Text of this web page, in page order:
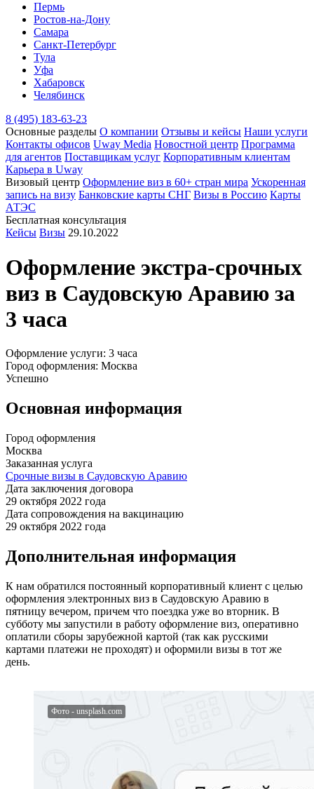
Пермь
Ростов-на-Дону
Самара
Санкт-Петербург
Тула
Уфа
Хабаровск
Челябинск
8 (495) 183-63-23
Основные разделы О компании Отзывы и кейсы Наши услуги
Контакты офисов Uway Media Новостной центр Программа
для агентов Поставщикам услуг Корпоративным клиентам
Карьера в Uway
Визовый центр Оформление виз в 60+ стран мира Ускоренная
запись на визу Банковские карты СНГ Визы в Россию Карты
АТЭС
Бесплатная консультация
Кейсы Визы 29.10.2022
Оформление экстра-срочных
виз в Саудовскую Аравию за
3 часа
Оформление услуги: 3 часа
Город оформления: Москва
Успешно
Основная информация
Город оформления
Москва
Заказанная услуга
Срочные визы в Саудовскую Аравию
Дата заключения договора
29 октября 2022 года
Дата сопровождения на вакцинацию
29 октября 2022 года
Дополнительная информация
К нам обратился постоянный корпоративный клиент с целью
оформления электронных виз в Саудовскую Аравию в
пятницу вечером, причем что поездка уже во вторник. В
субботу мы запустили в работу оформление виз, оперативно
оплатили сборы зарубежной картой (так как русскими
картами платежи не проходят) и оформили визы в тот же
день.